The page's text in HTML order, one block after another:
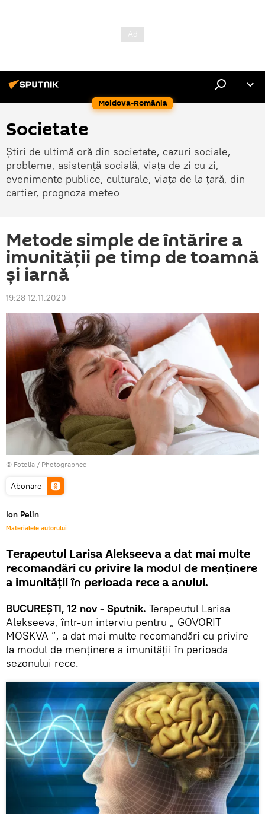
Moldova-România
Societate
Știri de ultimă oră din societate, cazuri sociale,
probleme, asistență socială, viața de zi cu zi,
evenimente publice, culturale, viața de la țară, din
cartier, prognoza meteo
Metode simple de întărire a
imunității pe timp de toamnă
și iarnă
19:28 12.11.2020
© Fotolia / Photographee
Abonare
Ion Pelin
Materialele autorului
Terapeutul Larisa Alekseeva a dat mai multe
recomandări cu privire la modul de menținere
a imunității în perioada rece a anului.
BUCUREȘTI, 12 nov - Sputnik. Terapeutul Larisa
Alekseeva, într-un interviu pentru „ GOVORIT
MOSKVA ”, a dat mai multe recomandări cu privire
la modul de menținere a imunității în perioada
sezonului rece.